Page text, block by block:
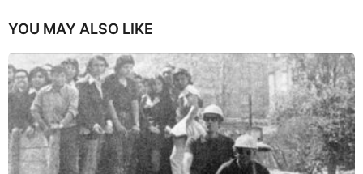
YOU MAY ALSO LIKE